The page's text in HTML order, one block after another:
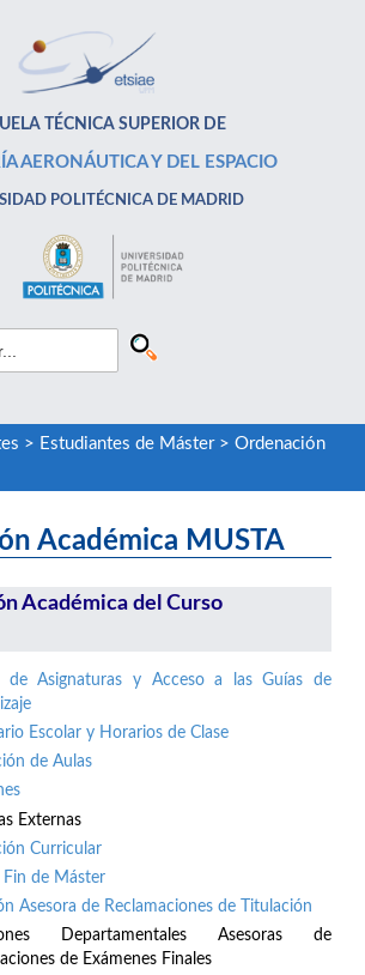
TÉCNICA SUPERIOR DE
AERONÁUTICA Y DEL ESPACIO
POLITÉCNICA DE MADRID
> Estudiantes de Máster> Ordenación
Académica MUSTA
Académica del Curso
de Asignaturas y Acceso a las Guías de
Escolar y Horarios de Clase
de Aulas
Externas
Curricular
Fin de Máster
Asesora de Reclamaciones de Titulación
Departamentales Asesoras de
de Exámenes Finales